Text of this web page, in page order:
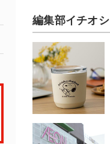
編集部イチオシ